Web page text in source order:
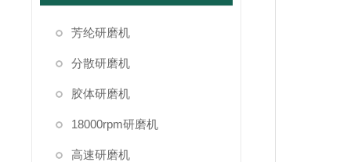
芳纶研磨机
分散研磨机
胶体研磨机
18000rpm研磨机
高速研磨机